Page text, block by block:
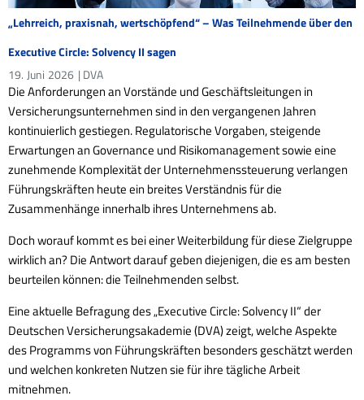
„Lehrreich, praxisnah, wertschöpfend“ – Was Teilnehmende über den
Executive Circle: Solvency II sagen
19. Juni 2026 | DVA
Die Anforderungen an Vorstände und Geschäftsleitungen in
Versicherungsunternehmen sind in den vergangenen Jahren
kontinuierlich gestiegen. Regulatorische Vorgaben, steigende
Erwartungen an Governance und Risikomanagement sowie eine
zunehmende Komplexität der Unternehmenssteuerung verlangen
Führungskräften heute ein breites Verständnis für die
Zusammenhänge innerhalb ihres Unternehmens ab.
Doch worauf kommt es bei einer Weiterbildung für diese Zielgruppe
wirklich an? Die Antwort darauf geben diejenigen, die es am besten
beurteilen können: die Teilnehmenden selbst.
Eine aktuelle Befragung des „Executive Circle: Solvency II“ der
Deutschen Versicherungsakademie (DVA) zeigt, welche Aspekte
des Programms von Führungskräften besonders geschätzt werden
und welchen konkreten Nutzen sie für ihre tägliche Arbeit
mitnehmen.